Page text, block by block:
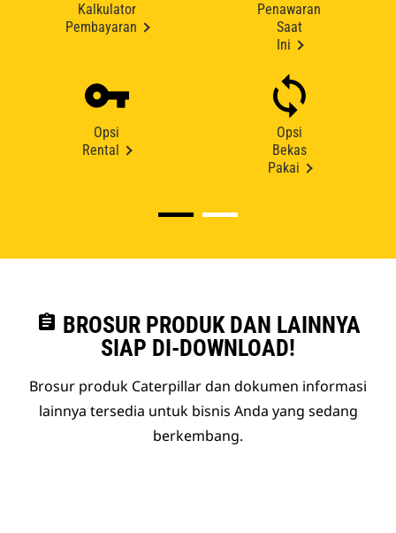
Kalkulator
Pembayaran
Penawaran
Saat
Ini
Opsi
Rental
Opsi
Bekas
Pakai
assignment BROSUR PRODUK DAN LAINNYA
SIAP DI-DOWNLOAD!
Brosur produk Caterpillar dan dokumen informasi
lainnya tersedia untuk bisnis Anda yang sedang
berkembang.